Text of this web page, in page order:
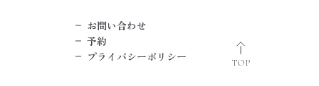
TOP
お問い合わせ
予約
プライバシーポリシー